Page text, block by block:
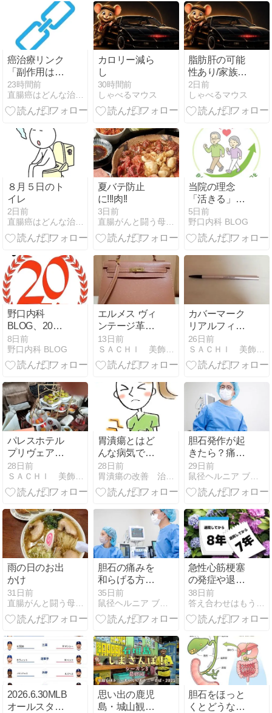
癌治療リンク
「副作用は我
慢するもの」
じゃなかっ
た。がん治療
戦い”を支える
専門科が静岡
がんセンター
に誕生
23時間前
直腸癌はどんな治療をするんだろう - 楽天ブログ
カロリー減ら
し
30時間前
しゃべるマウス
脂肪肝の可能
性あり/家族の
データ
2日前
しゃべるマウス
８月５日のト
イレ
2日前
直腸癌はどんな治療をするんだろう - 楽天ブログ
夏バテ防止
に!!!肉!!
3日前
直腸がんと闘う母と娘の闘病記
当院の理念
「活きる」を
極めるお手伝
い
5日前
野口内科 BLOG
野口内科
BLOG、20周
年
8日前
野口内科 BLOG
エルメス ヴィ
ンテージ革素
材「クシュベ
ル」の魅力
13日前
カバーマーク
リアルフィニ
ッシュ アイブ
ロウライナー
～史上最高に
すすめの商品
です！～
26日前
パレスホテル
プリヴェアフ
タヌーンティ
28日前
胃潰瘍とはど
んな病気でし
ょうか
28日前
胃潰瘍の改善 治療法
胆石発作が起
きたら？痛み
の特徴・対処
法と受診すべ
き危険サイン
29日前
鼠径ヘルニア ブログ｜大阪日帰り外科そけいヘルニアクリニック
雨の日のお出
かけ
31日前
胆石の痛みを
和らげる方法
は？自宅での
対処と受診の
目安を解説
35日前
鼠径ヘルニア ブログ｜大阪日帰り外科そけいヘルニアクリニック
急性心筋梗塞
の発症や退院
から8年経過
｜朝の日課で
ランニングを
38日前
2026.6.30MLB
オールスター
思い出の鹿児
島・城山観光
胆石をほっと
くとどうな